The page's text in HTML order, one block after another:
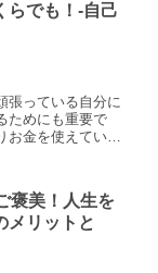
らでも！-自己
張っている自分に
ためにも重要で
金を使えていな
褒美！人生を
メリットと